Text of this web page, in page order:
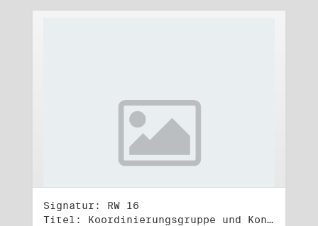
Signatur: RW 16
Titel: Koordinierungsgruppe und Kontakttelefongruppe